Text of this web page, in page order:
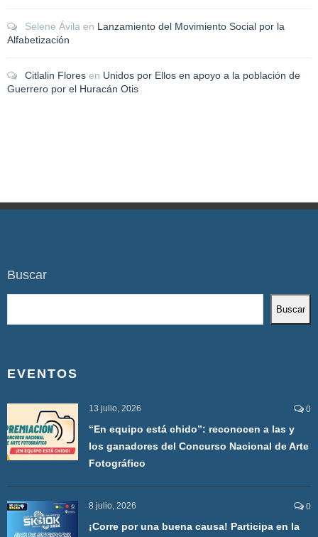
Selene Ávila en Lanzamiento del Movimiento Social por la
Alfabetización
Citlalin Flores en Unidos por Ellos en apoyo a la población de
Guerrero por el Huracán Otis
Buscar
Buscar
EVENTOS
13 julio, 2026 0
“En equipo está chido”: reconocen a las y
los ganadores del Concurso Nacional de Arte
Fotográfico
8 julio, 2026 0
¡Corre por una buena causa! Participa en la